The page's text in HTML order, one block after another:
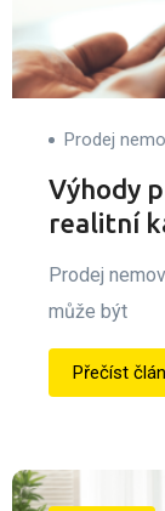
Prodej
Výhody
realitní
Prodej
může být
Přečíst